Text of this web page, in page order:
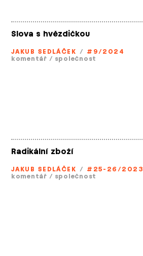
Slova s hvězdičkou
JAKUB SEDLÁČEK / #9/2024
komentář / společnost
Radikální zboží
JAKUB SEDLÁČEK / #25-26/2023
komentář / společnost